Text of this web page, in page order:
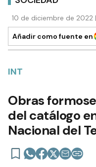
10 de diciembre de 2022
Añadir como fuente en
INT
Obras
del catálogo
Nacional del